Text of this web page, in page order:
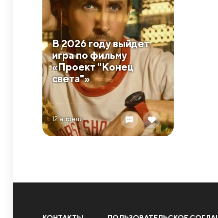
В 2026 году выйдет
игра по фильму
«Проект "Конец
света"»
12 апреля